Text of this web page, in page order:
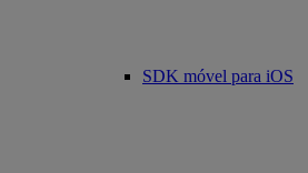
SDK móvel para iOS